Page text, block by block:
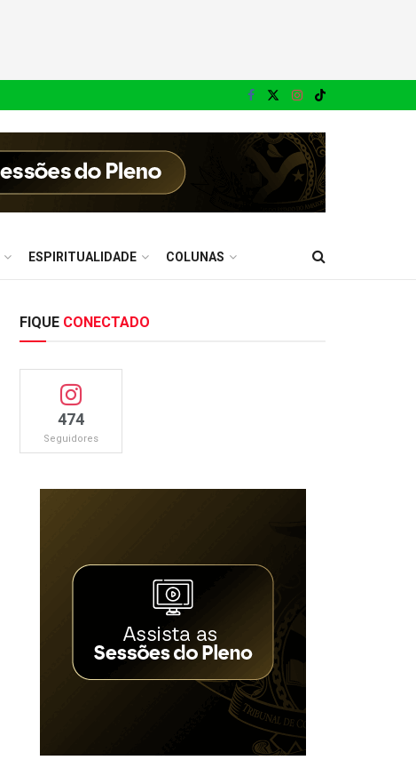
ESPIRITUALIDADE COLUNAS
FIQUE CONECTADO
474
Seguidores